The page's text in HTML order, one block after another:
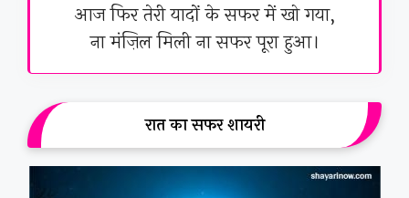
आज फिर तेरी यादों के सफर में खो गया,
ना मंज़िल मिली ना सफर पूरा हुआ।
रात का सफर शायरी